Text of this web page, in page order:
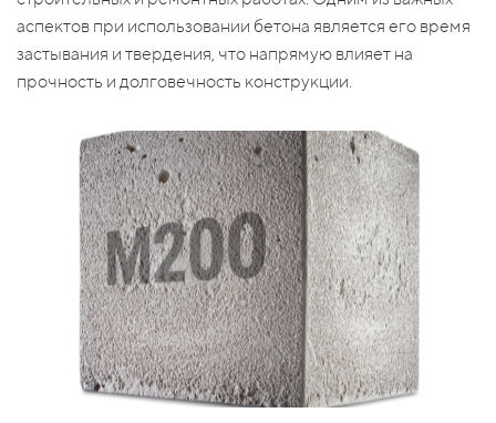
аспектов при использовании бетона является его время
застывания и твердения, что напрямую влияет на
прочность и долговечность конструкции.